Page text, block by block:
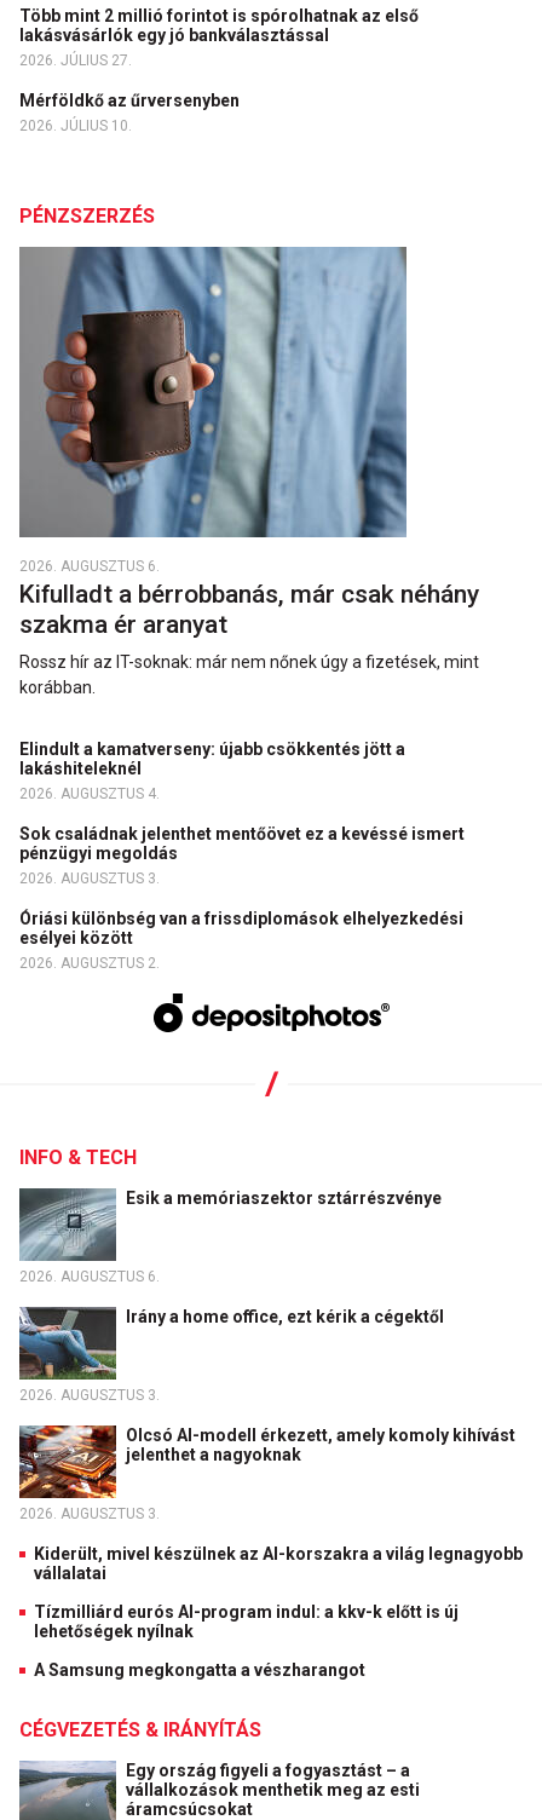
Több mint 2 millió forintot is spórolhatnak az első
lakásvásárlók egy jó bankválasztással
2026. JÚLIUS 27.
Mérföldkő az űrversenyben
2026. JÚLIUS 10.
PÉNZSZERZÉS
2026. AUGUSZTUS 6.
Kifulladt a bérrobbanás, már csak néhány
szakma ér aranyat
Rossz hír az IT-soknak: már nem nőnek úgy a fizetések, mint
korábban.
Elindult a kamatverseny: újabb csökkentés jött a
lakáshiteleknél
2026. AUGUSZTUS 4.
Sok családnak jelenthet mentőövet ez a kevéssé ismert
pénzügyi megoldás
2026. AUGUSZTUS 3.
Óriási különbség van a frissdiplomások elhelyezkedési
esélyei között
2026. AUGUSZTUS 2.
INFO & TECH
Esik a memóriaszektor sztárrészvénye
2026. AUGUSZTUS 6.
Irány a home office, ezt kérik a cégektől
2026. AUGUSZTUS 3.
Olcsó AI-modell érkezett, amely komoly kihívást
jelenthet a nagyoknak
2026. AUGUSZTUS 3.
Kiderült, mivel készülnek az AI-korszakra a világ legnagyobb
vállalatai
Tízmilliárd eurós AI-program indul: a kkv-k előtt is új
lehetőségek nyílnak
A Samsung megkongatta a vészharangot
CÉGVEZETÉS & IRÁNYÍTÁS
Egy ország figyeli a fogyasztást – a
vállalkozások menthetik meg az esti
áramcsúcsokat